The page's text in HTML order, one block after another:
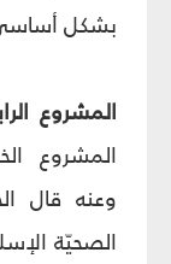
بشكل
المشروع
المشروع
وعنه قال
الصحيّة